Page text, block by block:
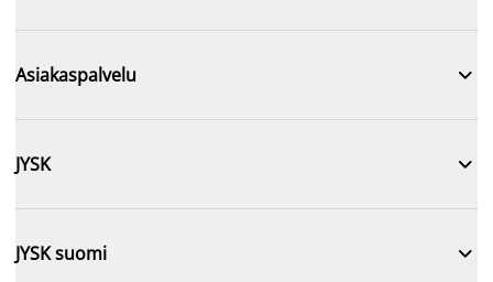
Asiakaspalvelu 
JYSK 
JYSK suomi 